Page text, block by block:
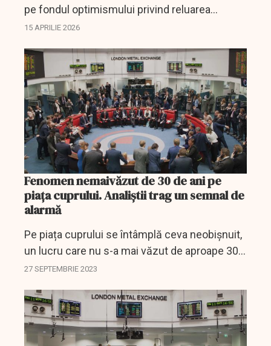
pe fondul optimismului privind reluarea
negocierilor de pace între SUA și Iran.
15 APRILIE 2026
Fenomen nemaivăzut de 30 de ani pe
piața cuprului. Analiștii trag un semnal de
alarmă
Pe piața cuprului se întâmplă ceva neobișnuit,
un lucru care nu s-a mai văzut de aproape 30
de ani. Unii consideră că este încă un semn că
27 SEPTEMBRIE 2023